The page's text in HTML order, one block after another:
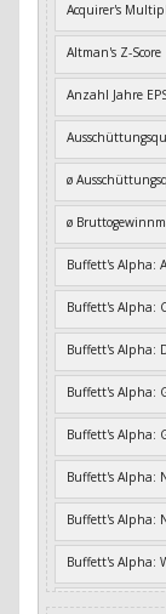
Acquirer's
Altman's Z-Score
Anzahl Jahre
ø
ø
Buffett's Alpha:
Buffett's Alpha:
Buffett's Alpha:
Buffett's Alpha:
Buffett's Alpha:
Buffett's Alpha:
Buffett's Alpha:
Buffett's Alpha:
Buffett's Alpha: